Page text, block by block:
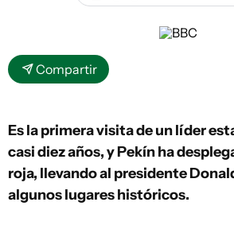
Compartir
Es la primera visita de un líder
casi diez años, y Pekín ha
roja, llevando al presidente
algunos lugares históricos.